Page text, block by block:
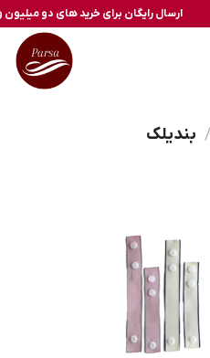
ارسال رایگان برای خرید های دو میلیون
/ بندیلک